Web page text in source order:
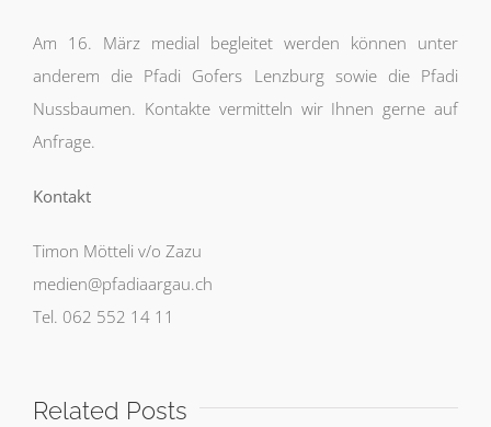
Am 16. März medial begleitet werden können unter
anderem die Pfadi Gofers Lenzburg sowie die Pfadi
Nussbaumen. Kontakte vermitteln wir Ihnen gerne auf
Anfrage.
Kontakt
Timon Mötteli v/o Zazu
medien@pfadiaargau.ch
Tel. 062 552 14 11
Related Posts